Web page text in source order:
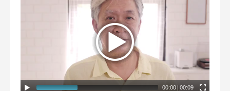
00:00 | 00:09